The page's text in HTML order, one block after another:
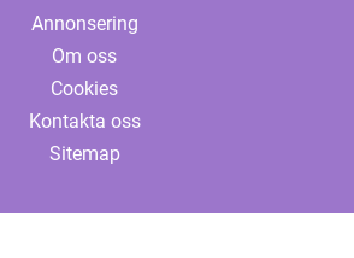
Annonsering
Om oss
Cookies
Kontakta oss
Sitemap